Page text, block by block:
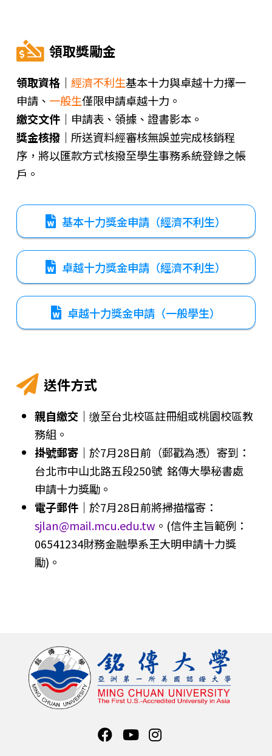
領取獎勵金
領取資格｜ 經濟不利生基本十力與卓越十力擇一
申請、 一般生僅限申請卓越十力。
繳交文件｜ 申請表、領據、證書影本。
獎金核撥｜ 所送資料經審核無誤並完成核銷程
序，將以匯款方式核撥至學生事務系統登錄之帳
戶。
基本十力獎金申請（經濟不利生）
卓越十力獎金申請（經濟不利生）
卓越十力獎金申請（一般學生）
送件方式
親自繳交｜ 缴至台北校區註冊組或桃園校區教
務組。
掛號郵寄｜ 於7月28日前（郵戳為憑）寄到：
台北市中山北路五段250號 銘傳大學秘書處
申請十力獎勵。
電子郵件｜ 於7月28日前將掃描檔寄：
sjlan@mail.mcu.edu.tw 。(信件主旨範例：
06541234財務金融學系王大明申請十力獎
勵)。